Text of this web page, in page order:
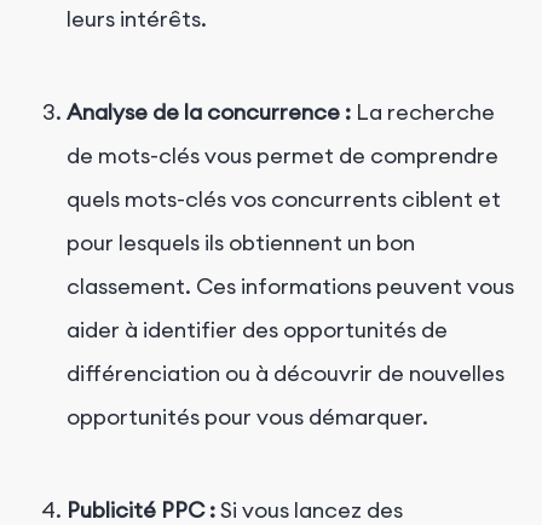
leurs intérêts.
Analyse de la concurrence : La recherche
de mots-clés vous permet de comprendre
quels mots-clés vos concurrents ciblent et
pour lesquels ils obtiennent un bon
classement. Ces informations peuvent vous
aider à identifier des opportunités de
différenciation ou à découvrir de nouvelles
opportunités pour vous démarquer.
Publicité PPC :Si vous lancez des